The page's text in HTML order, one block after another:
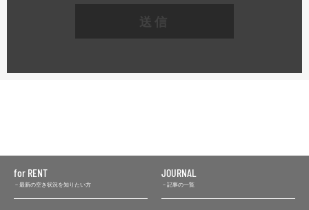
for RENT
最新の空き状況を知りたい方
JOURNAL
記事の一覧